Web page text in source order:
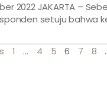
2022 JAKARTA –
setuju bahwa
1 … 4 5 6 7 8